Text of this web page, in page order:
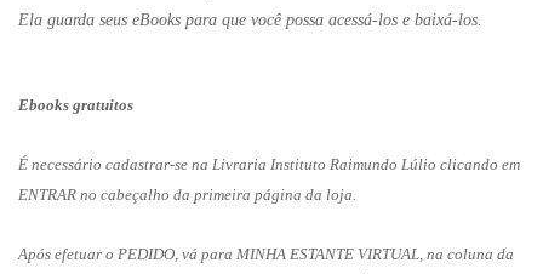
Ela guarda seus eBooks para que você possa acessá-los e baixá-los.
Ebooks gratuitos
É necessário cadastrar-se na Livraria Instituto Raimundo Lúlio clicando em
ENTRAR no cabeçalho da primeira página da loja.
Após efetuar o PEDIDO, vá para MINHA ESTANTE VIRTUAL, na coluna da